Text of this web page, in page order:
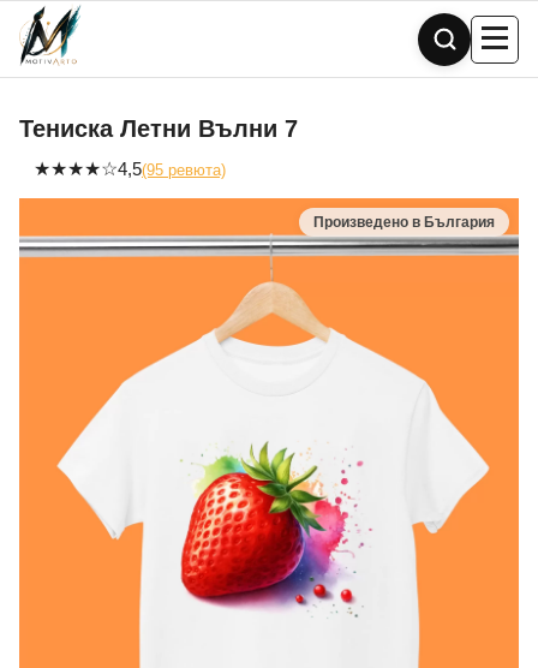
Skip
content
Тениска Летни Вълни 7
★★★★☆4,5(95 ревюта)